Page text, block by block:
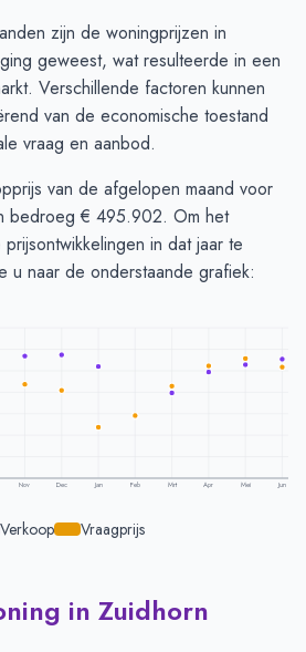
zijn de woningprijzen in
geweest, wat resulteerde in een
Verschillende factoren kunnen
van de economische toestand
vraag en aanbod.
van de afgelopen maand voor
bedroeg € 495.902. Om het
in dat jaar te
u naar de onderstaande grafiek:
Nov Dec Jan Feb Mrt Apr Mei Jun
Verkoop Vraagprijs
-Zuidhorn
Verkoopprijs
in Zuidhorn